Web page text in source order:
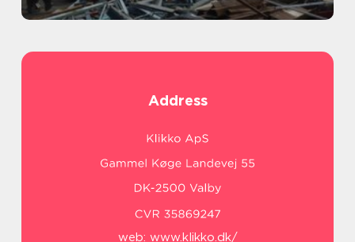
Address
web: www.klikko.dk/